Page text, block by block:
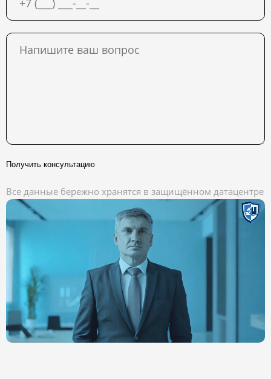
Получить консультацию
Все данные бережно хранятся в защищённом датацентре